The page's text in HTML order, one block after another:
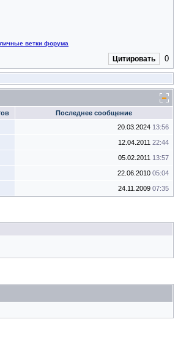
ветки форума
Цитировать 0
Последнее сообщение
20.03.2024 13:56
12.04.2011 22:44
05.02.2011 13:57
22.06.2010 05:04
24.11.2009 07:35